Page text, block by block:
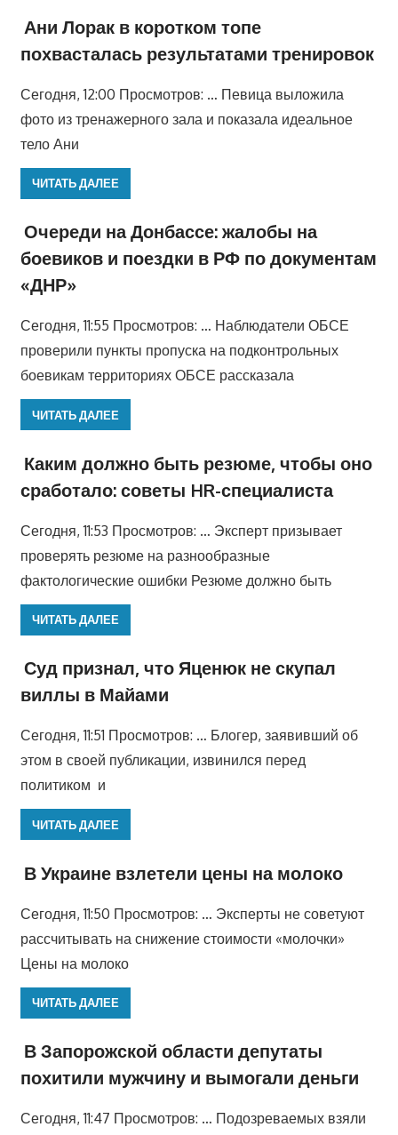
Ани Лорак в коротком топе
похвасталась результатами тренировок
Сегодня, 12:00 Просмотров: … Певица выложила
фото из тренажерного зала и показала идеальное
тело Ани
ЧИТАТЬ ДАЛЕЕ
Очереди на Донбассе: жалобы на
боевиков и поездки в РФ по документам
«ДНР»
Сегодня, 11:55 Просмотров: … Наблюдатели ОБСЕ
проверили пункты пропуска на подконтрольных
боевикам территориях ОБСЕ рассказала
ЧИТАТЬ ДАЛЕЕ
Каким должно быть резюме, чтобы оно
сработало: советы HR-специалиста
Сегодня, 11:53 Просмотров: … Эксперт призывает
проверять резюме на разнообразные
фактологические ошибки Резюме должно быть
ЧИТАТЬ ДАЛЕЕ
Суд признал, что Яценюк не скупал
виллы в Майами
Сегодня, 11:51 Просмотров: … Блогер, заявивший об
этом в своей публикации, извинился перед
политиком и
ЧИТАТЬ ДАЛЕЕ
В Украине взлетели цены на молоко
Сегодня, 11:50 Просмотров: … Эксперты не советуют
рассчитывать на снижение стоимости «молочки»
Цены на молоко
ЧИТАТЬ ДАЛЕЕ
В Запорожской области депутаты
похитили мужчину и вымогали деньги
Сегодня, 11:47 Просмотров: … Подозреваемых взяли